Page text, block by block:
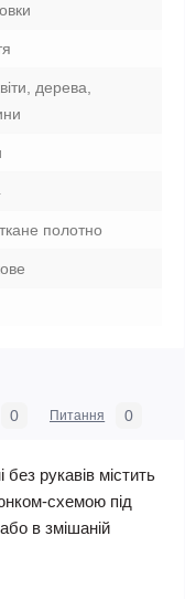
дерева,
полотно
0 Питання 0
рукавів містить
схемою під
в змішаній